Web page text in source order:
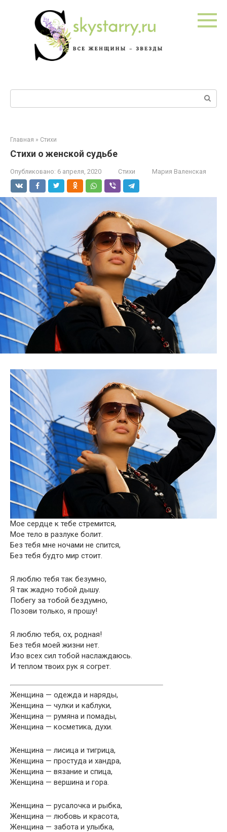
Поиск:
Главная » Стихи
Стихи о женской судьбе
Опубликовано: 6 апреля, 2020 Стихи Мария Валенская
Мое сердце к тебе стремится,
Мое тело в разлуке болит.
Без тебя мне ночами не спится,
Без тебя будто мир стоит.
Я люблю тебя так безумно,
Я так жадно тобой дышу.
Побегу за тобой бездумно,
Позови только, я прошу!
Я люблю тебя, ох, родная!
Без тебя моей жизни нет.
Изо всех сил тобой наслаждаюсь.
И теплом твоих рук я согрет.
Женщина — одежда и наряды,
Женщина — чулки и каблуки,
Женщина — румяна и помады,
Женщина — косметика, духи.
Женщина — лисица и тигрица,
Женщина — простуда и хандра,
Женщина — вязание и спица,
Женщина — вершина и гора.
Женщина — русалочка и рыбка,
Женщина — любовь и красота,
Женщина — забота и улыбка,